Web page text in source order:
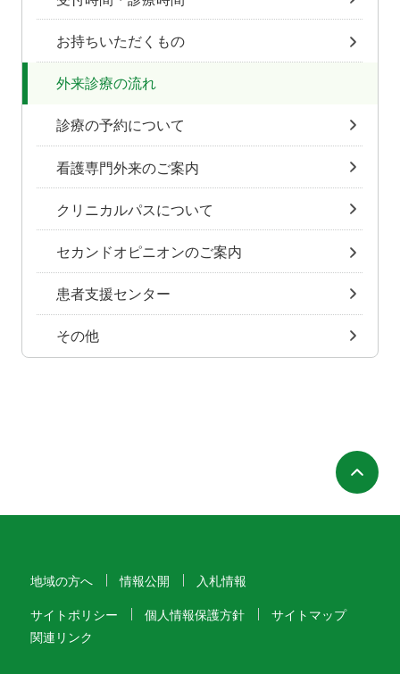
お持ちいただくもの
外来診療の流れ
診療の予約について
看護専門外来のご案内
クリニカルパスについて
セカンドオピニオンのご案内
患者支援センター
その他
地域の方へ 情報公開 入札情報
サイトポリシー 個人情報保護方針
サイトマップ
関連リンク